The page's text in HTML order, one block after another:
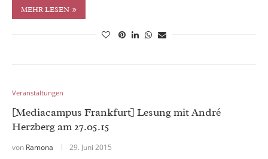
MEHR LESEN
Veranstaltungen
[Mediacampus Frankfurt] Lesung mit André
Herzberg am 27.05.15
von Ramona 29. Juni 2015